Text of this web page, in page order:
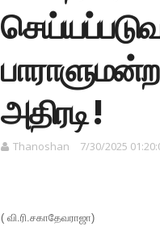
அதிரடி !
Thanoshan 7/30/2025
( வி.ரி.சகாதேவராஜா)